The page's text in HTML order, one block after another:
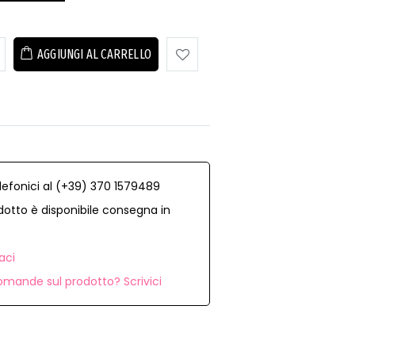
AGGIUNGI AL CARRELLO
al (+39) 370 1579489
è disponibile consegna in
sul prodotto? Scrivici